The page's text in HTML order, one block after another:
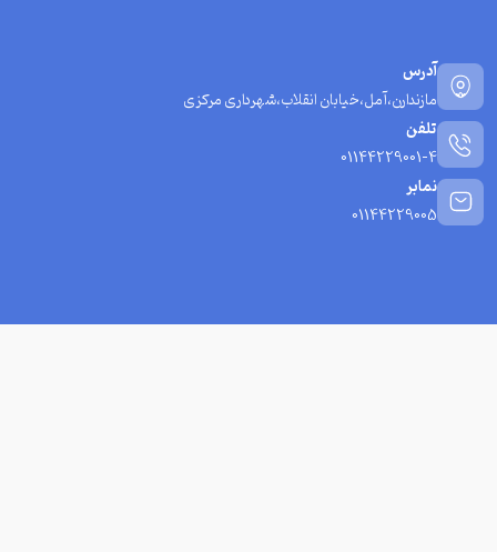
آدرس
مازندارن،آمل،خیابان انقلاب،شهرداری مرکزی
تلفن
01144229001-4
نمابر
01144229005